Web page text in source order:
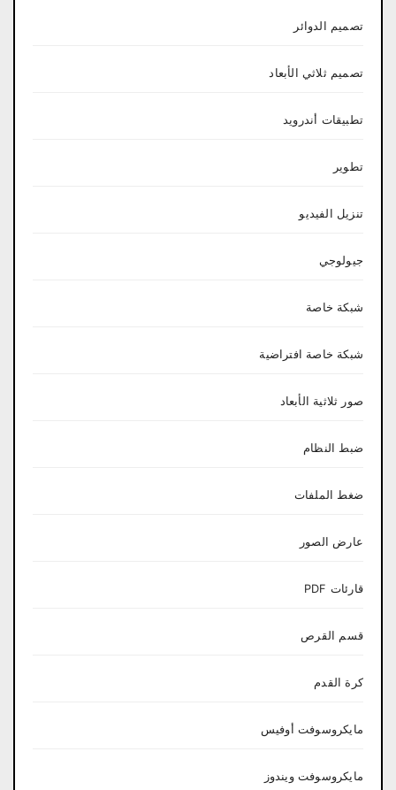
تصميم الدوائر
تصميم ثلاثي الأبعاد
تطبيقات أندرويد
تطوير
تنزيل الفيديو
جيولوجي
شبكة خاصة
شبكة خاصة افتراضية
صور ثلاثية الأبعاد
ضبط النظام
ضغط الملفات
عارض الصور
قارئات PDF
قسم القرص
كرة القدم
مايكروسوفت أوفيس
مايكروسوفت ويندوز